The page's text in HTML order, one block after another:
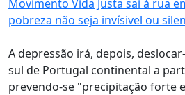
Movimento Vida Justa sai à rua
pobreza não seja invísivel ou
A depressão irá, depois,
sul de Portugal continental a
prevendo-se "precipitação forte